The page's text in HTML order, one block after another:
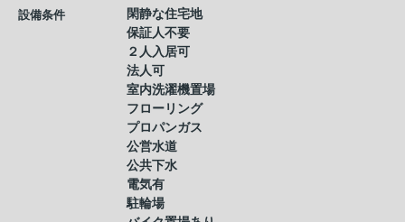
設備条件
閑静な住宅地
保証人不要
２人入居可
法人可
室内洗濯機置場
フローリング
プロパンガス
公営水道
公共下水
電気有
駐輪場